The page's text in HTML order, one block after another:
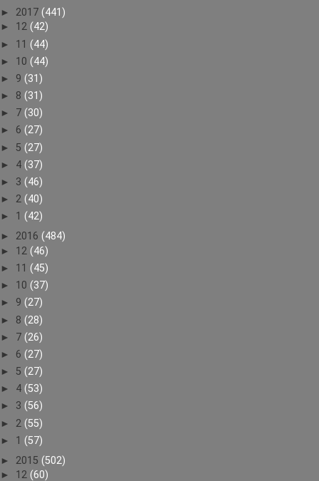
► 2017 (441)
► 12 (42)
► 11 (44)
► 10 (44)
► 9 (31)
► 8 (31)
► 7 (30)
► 6 (27)
► 5 (27)
► 4 (37)
► 3 (46)
► 2 (40)
► 1 (42)
► 2016 (484)
► 12 (46)
► 11 (45)
► 10 (37)
► 9 (27)
► 8 (28)
► 7 (26)
► 6 (27)
► 5 (27)
► 4 (53)
► 3 (56)
► 2 (55)
► 1 (57)
► 2015 (502)
► 12 (60)